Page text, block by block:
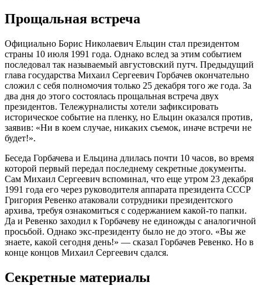
Прощальная встреча
Официально Борис Николаевич Ельцин стал президентом
страны 10 июля 1991 года. Однако вслед за этим событием
последовал так называемый августовский путч. Предыдущий
глава государства Михаил Сергеевич Горбачев окончательно
сложил с себя полномочия только 25 декабря того же года. За
два дня до этого состоялась прощальная встреча двух
президентов. Тележурналисты хотели зафиксировать
историческое событие на пленку, но Ельцин оказался против,
заявив: «Ни в коем случае, никаких съемок, иначе встречи не
будет!».
Беседа Горбачева и Ельцина длилась почти 10 часов, во время
которой первый передал последнему секретные документы.
Сам Михаил Сергеевич вспоминал, что еще утром 23 декабря
1991 года его через руководителя аппарата президента СССР
Григория Ревенко атаковали сотрудники президентского
архива, требуя ознакомиться с содержанием какой-то папки.
Да и Ревенко заходил к Горбачеву не единожды с аналогичной
просьбой. Однако экс-президенту было не до этого. «Вы же
знаете, какой сегодня день!» — сказал Горбачев Ревенко. Но в
конце концов Михаил Сергеевич сдался.
Секретные материалы